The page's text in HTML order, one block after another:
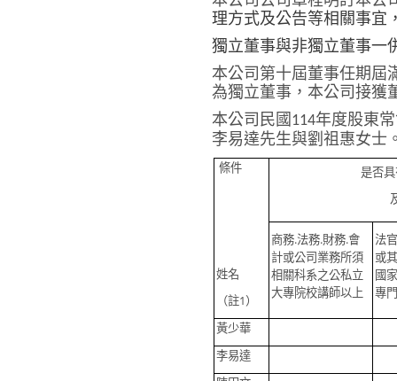
理方式及公告等相關事宜
獨立董事與非獨立董事一
本公司 第十屆董事任期屆
為獨立董事，本公司接獲
本公司民國 114年度股東
李易達先生與劉祖惠女士
條件
姓名
（註1 ）
是否
商務.法務.財務.會
計或公司業務所須
相關科系之公私立
大專院校講師以上
法官
或
國
專
黃少華
李易達